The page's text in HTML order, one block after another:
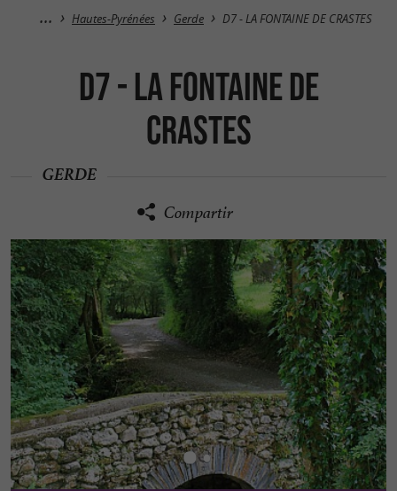
Hautes-Pyrénées Gerde D7 - LA FONTAINE DE CRASTES
D7 - LA FONTAINE DE
CRASTES
GERDE
Compartir